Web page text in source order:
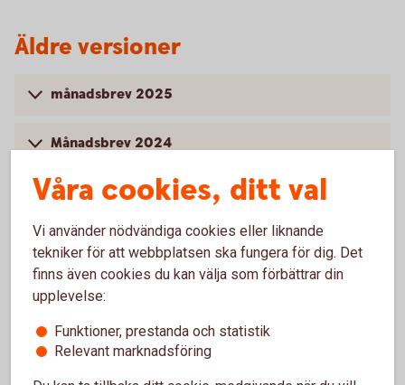
Äldre versioner
månadsbrev 2025
Månadsbrev 2024
Månadsbrev 2023
Ansvarsbegränsningar
avsett att vara en personlig rekommendation eller
rådgivning. All information i detta dokument är sammanställt
Våra cookies, ditt val
Vi använder nödvändiga cookies eller liknande
tekniker för att webbplatsen ska fungera för dig. Det
finns även cookies du kan välja som förbättrar din
upplevelse:
Funktioner, prestanda och statistik
Relevant marknadsföring